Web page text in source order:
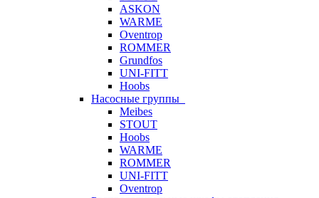
ASKON
WARME
Oventrop
ROMMER
Grundfos
UNI-FITT
Hoobs
Насосные группы
Meibes
STOUT
Hoobs
WARME
ROMMER
UNI-FITT
Oventrop